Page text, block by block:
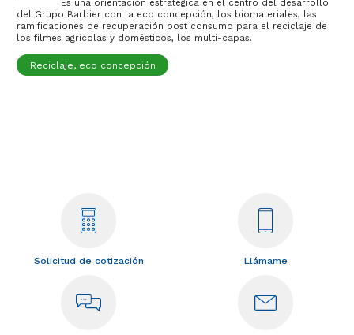
Es una orientación estratégica en el centro del desarrollo
del Grupo Barbier con la eco concepción, los biomateriales, las
ramificaciones de recuperación post consumo para el reciclaje de
los filmes agrícolas y domésticos, los multi-capas.
Reciclaje, eco concepción
Solicitud de cotización Llámame